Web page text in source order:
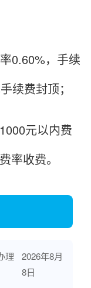
0.60%，手续
续费封顶；
元以内费
率收费。
理
2026年8月
8日